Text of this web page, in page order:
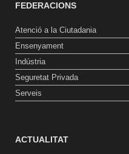
FEDERACIONS
Atenció a la Ciutadania
Ensenyament
Indústria
Seguretat Privada
Serveis
ACTUALITAT